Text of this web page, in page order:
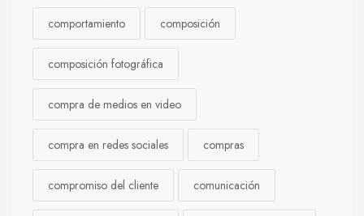
comportamiento composición
composición fotográfica
compra de medios en video
compra en redes sociales compras
compromiso del cliente comunicación